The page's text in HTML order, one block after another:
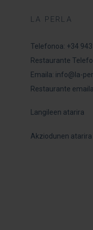
LA PERLA
Telefonoa: +34
Restaurante
Emaila: info@la-
Restaurante
Langileen atarira
Akziodunen atarira